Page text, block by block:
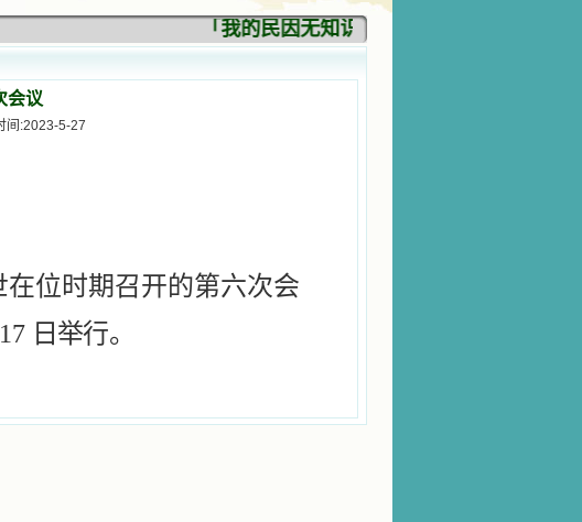
「我的民因无知识而灭亡。你弃掉知识，我
会议
间:2023-5-27
位时期召开的第六次会
17 日举行。